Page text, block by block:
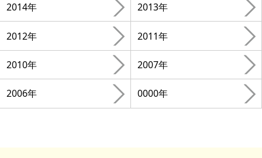
2014年 2013年
2012年 2011年
2010年 2007年
2006年 0000年